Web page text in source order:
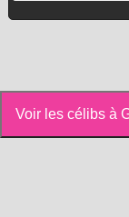
Voir les célibs à
Vous pouvez